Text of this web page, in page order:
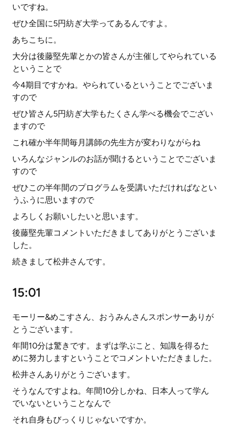
いですね。
ぜひ全国に5円紡ぎ大学ってあるんですよ。
あちこちに。
大分は後藤堅先輩とかの皆さんが主催してやられている
ということで
今4期目ですかね。やられているということでございま
すので
ぜひ皆さん5円紡ぎ大学もたくさん学べる機会でござい
ますので
これ確か半年間毎月講師の先生方が変わりながらね
いろんなジャンルのお話が聞けるということでございま
すので
ぜひこの半年間のプログラムを受講いただければなとい
うふうに思いますので
よろしくお願いしたいと思います。
後藤堅先輩コメントいただきましてありがとうございま
した。
続きまして松井さんです。
15:01
モーリー&めこすさん、おうみんさんスポンサーありが
とうございます。
年間10分は驚きです。まずは学ぶこと、知識を得るた
めに努力しますということでコメントいただきました。
松井さんありがとうございます。
そうなんですよね。年間10分しかね、日本人って学ん
でいないということなんで
それ自身もびっくりじゃないですか。